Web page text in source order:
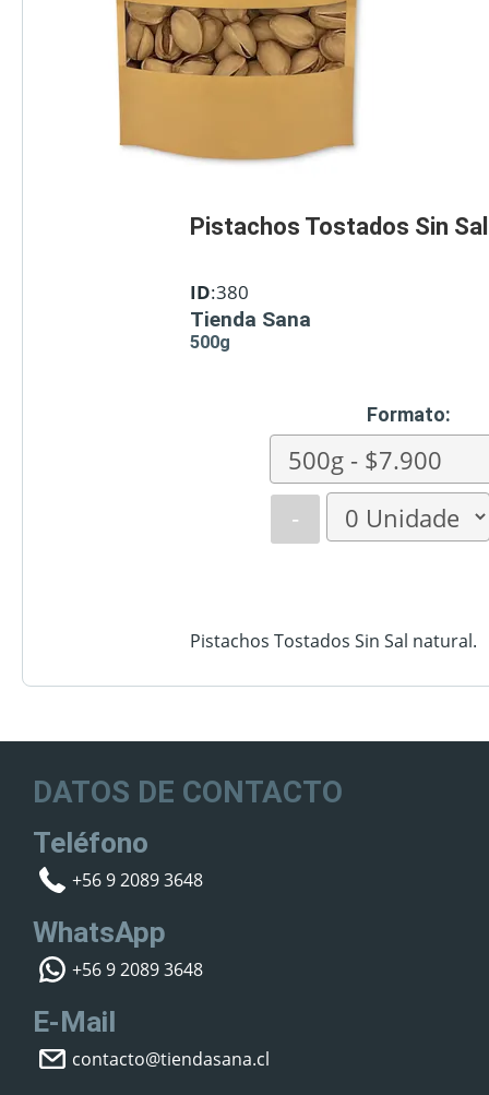
Pistachos Tostados Sin Sal
ID:380
Tienda Sana
500g
Formato:
-
Pistachos Tostados Sin Sal natural.
DATOS DE CONTACTO
Teléfono
+56 9 2089 3648
WhatsApp
+56 9 2089 3648
E-Mail
contacto@tiendasana.cl